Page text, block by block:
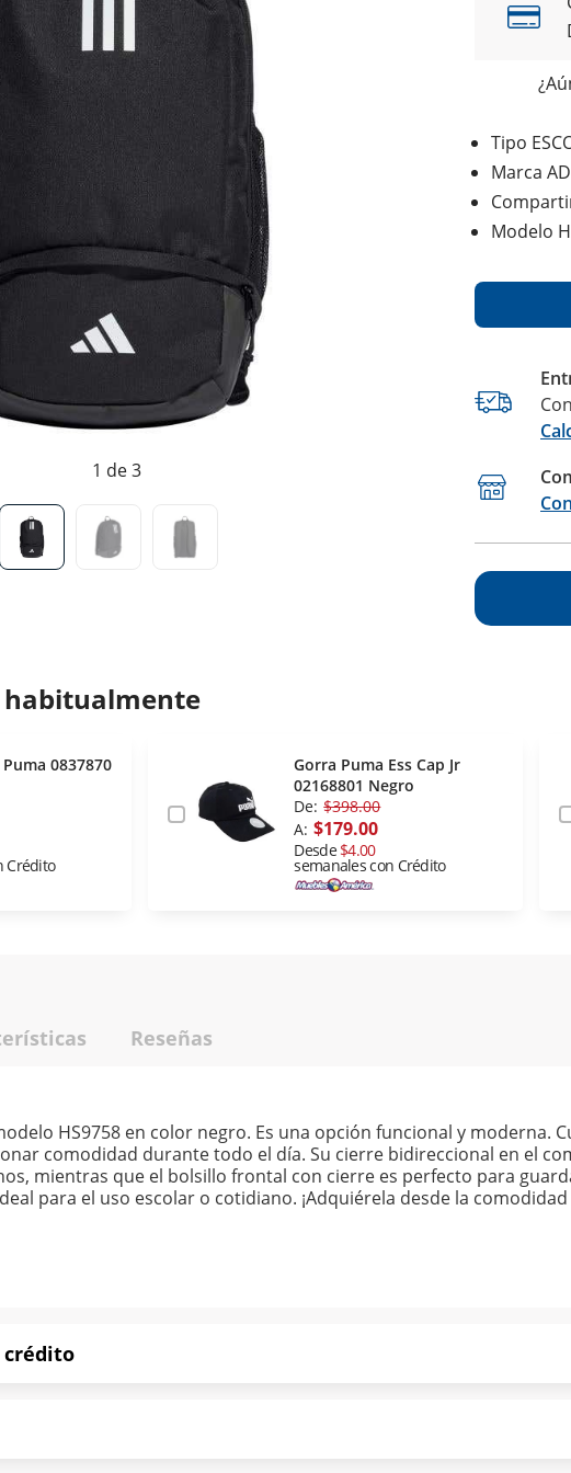
1 de 3
Tipo
Marca
Modelo
habitualmente
0837870
Crédito
Gorra Puma Ess Cap Jr
02168801 Negro
De: $398.00
A: $179.00
Desde$4.00
semanales con Crédito
Reseñas
HS9758 en color negro. Es una opción funcional y moderna.
comodidad durante todo el día. Su cierre bidireccional en el
mientras que el bolsillo frontal con cierre es perfecto para
para el uso escolar o cotidiano. ¡Adquiérela desde la
crédito